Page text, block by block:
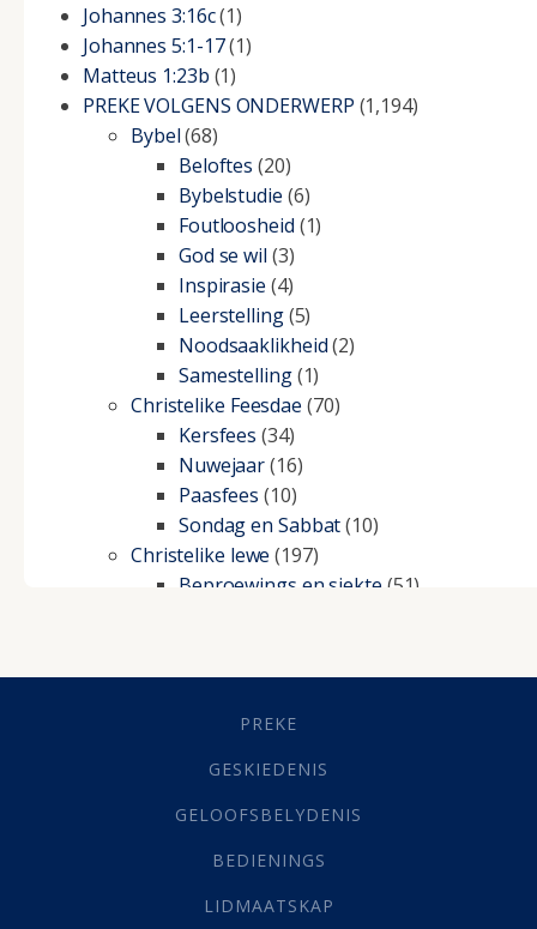
Johannes 3:16c(1)
Johannes 5:1-17(1)
Matteus 1:23b (1)
PREKE VOLGENS ONDERWERP (1,194)
Bybel(68)
Beloftes (20)
Bybelstudie (6)
Foutloosheid (1)
God se wil (3)
Inspirasie (4)
Leerstelling(5)
Noodsaaklikheid(2)
Samestelling(1)
Christelike Feesdae (70)
Kersfees (34)
Nuwejaar(16)
Paasfees (10)
Sondag en Sabbat(10)
Christelike lewe (197)
Beproewings en siekte (51)
Geestelike Groei(10)
(21)
Grys Areas(4)
Lewensdoel(3)
Selfondersoek(1)
Werk(22)
PREKE
GESKIEDENIS
GELOOFSBELYDENIS
BEDIENINGS
LIDMAATSKAP